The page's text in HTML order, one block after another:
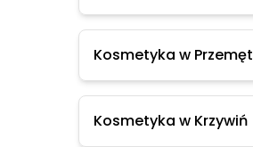
Kosmetyka w Przemęt
Kosmetyka w Krzywiń